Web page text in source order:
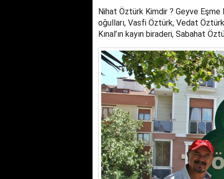
Nihat Öztürk Kimdir ? Geyve Eşme
oğulları, Vasfi Öztürk, Vedat
Kınal’ın kayın biraderi, Sabahat